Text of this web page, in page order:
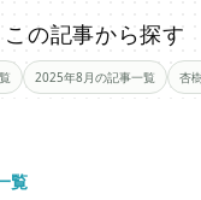
この記事から探す
2025年8月の記事一覧 杏
覧